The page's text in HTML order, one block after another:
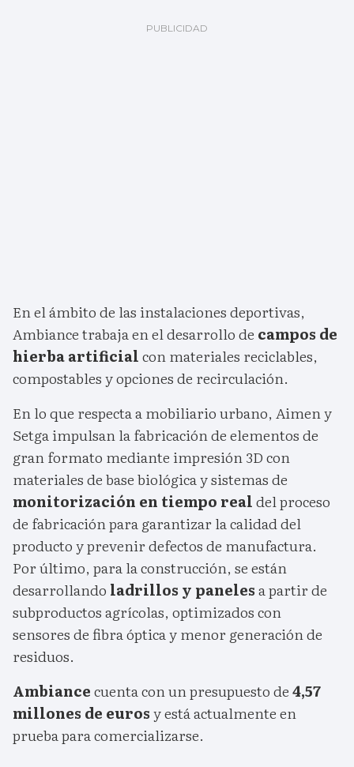
En el ámbito de las instalaciones deportivas,
Ambiance trabaja en el desarrollo de campos de
hierba artificialcon materiales reciclables,
compostables y opciones de recirculación.
En lo que respecta a mobiliario urbano, Aimen y
Setga impulsan la fabricación de elementos de
gran formato mediante impresión 3D con
materiales de base biológica y sistemas de
monitorización en tiempo realdel proceso
de fabricación para garantizar la calidad del
producto y prevenir defectos de manufactura.
Por último, para la construcción, se están
desarrollando ladrillos y panelesa partir de
subproductos agrícolas, optimizados con
sensores de fibra óptica y menor generación de
residuos.
Ambiancecuenta con un presupuesto de4,57
millones de eurosy está actualmente en
prueba para comercializarse.